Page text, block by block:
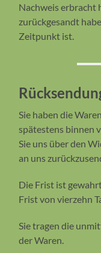
Nachweis erbracht
zurückgesandt
Zeitpunkt ist.
Sie haben die
spätestens binnen
Sie uns über den
an uns
Die Frist ist
Frist von vierzehn
Sie tragen die
der Waren.